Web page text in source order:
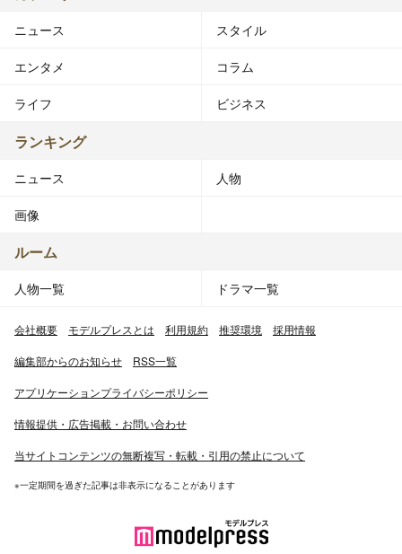
ニュース スタイル
エンタメ コラム
ライフ ビジネス
ランキング
ニュース 人物
画像
ルーム
人物一覧 ドラマ一覧
会社概要 モデルプレスとは 利用規約 推奨環境 採用情報
編集部からのお知らせ RSS一覧
アプリケーションプライバシーポリシー
情報提供・広告掲載・お問い合わせ
当サイトコンテンツの無断複写・転載・引用の禁止について
※一定期間を過ぎた記事は非表示になることがあります